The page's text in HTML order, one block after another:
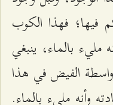
فهذا الكوب
مليء بالماء، ينبغي
الفيض في هذا
وأنه مليء بالماء.